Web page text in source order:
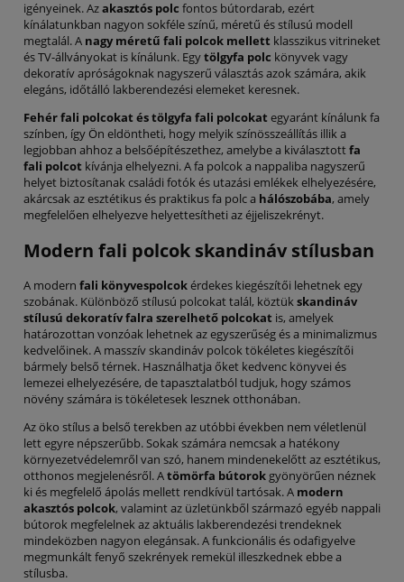
igényeinek. Azakasztós polc fontos bútordarab, ezért
kínálatunkban nagyon sokféle színű, méretű és stílusú modell
megtalál. A nagy méretű fali polcok mellett klasszikus vitrineket
és TV-állványokat is kínálunk. Egytölgyfa polc könyvek vagy
dekoratív apróságoknak nagyszerű választás azok számára, akik
elegáns, időtálló lakberendezési elemeket keresnek.
Fehér fali polcokat és tölgyfa fali polcokat egyaránt kínálunk fa
színben, így Ön eldöntheti, hogy melyik színösszeállítás illik a
legjobban ahhoz a belsőépítészethez, amelybe a kiválasztottfa
fali polcot kívánja elhelyezni. A fa polcok a nappaliba nagyszerű
helyet biztosítanak családi fotók és utazási emlékek elhelyezésére,
akárcsak az esztétikus és praktikus fa polc a hálószobába, amely
megfelelően elhelyezve helyettesítheti az éjjeliszekrényt.
Modern fali polcok skandináv stílusban
A modern fali könyvespolcokérdekes kiegészítői lehetnek egy
szobának. Különböző stílusú polcokat talál, köztükskandináv
stílusú dekoratív falra szerelhető polcokat is, amelyek
határozottan vonzóak lehetnek az egyszerűség és a minimalizmus
kedvelőinek. A masszív skandináv polcok tökéletes kiegészítői
bármely belső térnek. Használhatja őket kedvenc könyvei és
lemezei elhelyezésére, de tapasztalatból tudjuk, hogy számos
növény számára is tökéletesek lesznek otthonában.
Az öko stílus a belső terekben az utóbbi években nem véletlenül
lett egyre népszerűbb. Sokak számára nemcsak a hatékony
környezetvédelemről van szó, hanem mindenekelőtt az esztétikus,
otthonos megjelenésről. Atömörfa bútorok gyönyörűen néznek
ki és megfelelő ápolás mellett rendkívül tartósak. A modern
akasztós polcok, valamint az üzletünkből származó egyéb nappali
bútorok megfelelnek az aktuális lakberendezési trendeknek
mindeközben nagyon elegánsak. A funkcionális és odafigyelve
megmunkált fenyő szekrények remekül illeszkednek ebbe a
stílusba.